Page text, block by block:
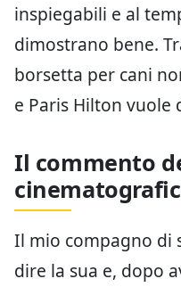
inspiegabili e al
dimostrano bene.
borsetta per cani
e Paris Hilton vuole
Il commento
Il mio compagno di
dire la sua e, dopo